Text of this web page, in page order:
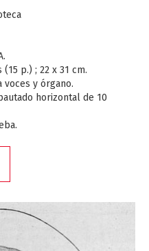
p.) ; 22 x 31 cm.
voces y órgano.
horizontal de 10